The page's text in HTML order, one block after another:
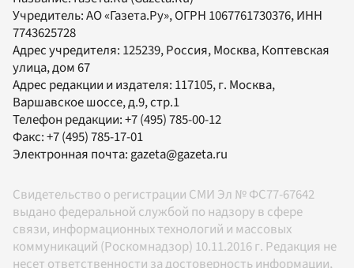
Учредитель:АО «Газета.Ру», ОГРН 1067761730376, ИНН
7743625728
Адрес учредителя: 125239, Россия, Москва, Коптевская
улица, дом 67
Адрес редакции и издателя: 117105, г. Москва,
Варшавское шоссе, д.9, стр.1
Телефон редакции:+7 (495) 785-00-12
Факс:+7 (495) 785-17-01
Электронная почта:gazeta@gazeta.ru
Свидетельство о регистрации СМИ Эл № ФС77-67642
выдано федеральной службой по надзору в сфере
связи, информационных технологий и массовых
коммуникаций (Роскомнадзор) 10.11.2016 г. Редакция не
несет ответственности за достоверность информации,